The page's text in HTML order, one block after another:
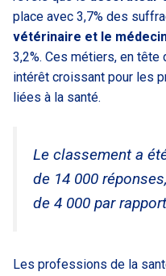
place avec 3,7% des
vétérinaire et le
3,2%. Ces métiers, en
intérêt croissant pour les
liées à la santé.
Le classement a
de 14 000
de 4 000 par
Les professions de la